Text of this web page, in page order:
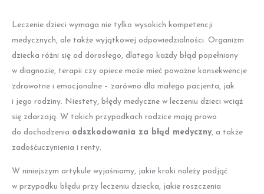
Leczenie dzieci wymaga nie tylko wysokich kompetencji
medycznych, ale także wyjątkowej odpowiedzialności. Organizm
dziecka różni się od dorosłego, dlatego każdy błąd popełniony
w diagnozie, terapii czy opiece może mieć poważne konsekwencje
zdrowotne i emocjonalne – zarówno dla małego pacjenta, jak
i jego rodziny. Niestety, błędy medyczne w leczeniu dzieci wciąż
się zdarzają. W takich przypadkach rodzice mają prawo
do dochodzenia odszkodowania za błąd medyczny, a także
zadośćuczynienia i renty.
W niniejszym artykule wyjaśniamy, jakie kroki należy podjąć
w przypadku błędu przy leczeniu dziecka, jakie roszczenia